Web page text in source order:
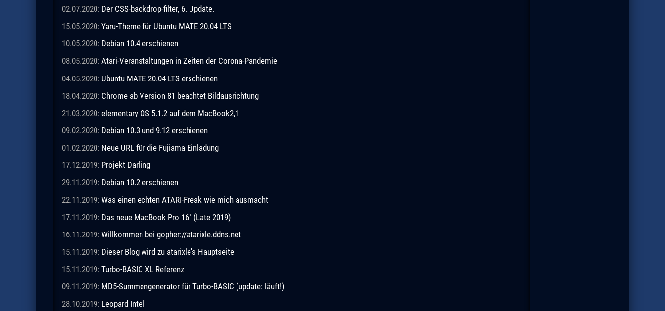
02.07.2020: Der CSS-backdrop-filter, 6. Update.
15.05.2020: Yaru-Theme für Ubuntu MATE 20.04 LTS
10.05.2020: Debian 10.4 erschienen
08.05.2020: Atari-Veranstaltungen in Zeiten der Corona-Pandemie
04.05.2020: Ubuntu MATE 20.04 LTS erschienen
18.04.2020: Chrome ab Version 81 beachtet Bildausrichtung
21.03.2020: elementary OS 5.1.2 auf dem MacBook2,1
09.02.2020: Debian 10.3 und 9.12 erschienen
01.02.2020: Neue URL für die Fujiama Einladung
17.12.2019: Projekt Darling
29.11.2019: Debian 10.2 erschienen
22.11.2019: Was einen echten ATARI-Freak wie mich ausmacht
17.11.2019: Das neue MacBook Pro 16" (Late 2019)
16.11.2019: Willkommen bei gopher://atarixle.ddns.net
15.11.2019: Dieser Blog wird zu atarixle's Hauptseite
15.11.2019: Turbo-BASIC XL Referenz
09.11.2019: MD5-Summengenerator für Turbo-BASIC (update: läuft!)
28.10.2019: Leopard Intel